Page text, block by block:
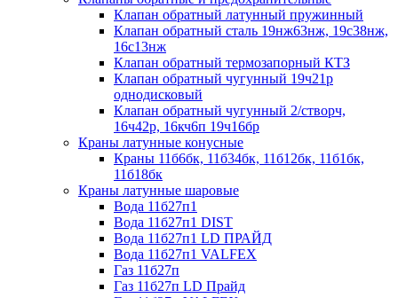
Клапан обратный латунный пружинный
Клапан обратный сталь 19нж63нж, 19с38нж,
16с13нж
Клапан обратный термозапорный КТЗ
Клапан обратный чугунный 19ч21р
однодисковый
Клапан обратный чугунный 2/створч,
16ч42р, 16кч6п 19ч16бр
Краны латунные конусные
Краны 11б6бк, 11б34бк, 11б12бк, 11б1бк,
11б18бк
Краны латунные шаровые
Вода 11б27п1
Вода 11б27п1 DIST
Вода 11б27п1 LD ПРАЙД
Вода 11б27п1 VALFEX
Газ 11б27п
Газ 11б27п LD Прайд